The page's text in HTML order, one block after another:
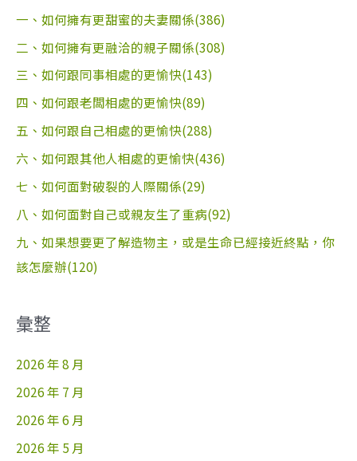
一、如何擁有更甜蜜的夫妻關係(386)
二、如何擁有更融洽的親子關係(308)
三、如何跟同事相處的更愉快(143)
四、如何跟老闆相處的更愉快(89)
五、如何跟自己相處的更愉快(288)
六、如何跟其他人相處的更愉快(436)
七、如何面對破裂的人際關係(29)
八、如何面對自己或親友生了重病(92)
九、如果想要更了解造物主，或是生命已經接近終點，你
該怎麼辦(120)
彙整
2026 年 8 月
2026 年 7 月
2026 年 6 月
2026 年 5 月